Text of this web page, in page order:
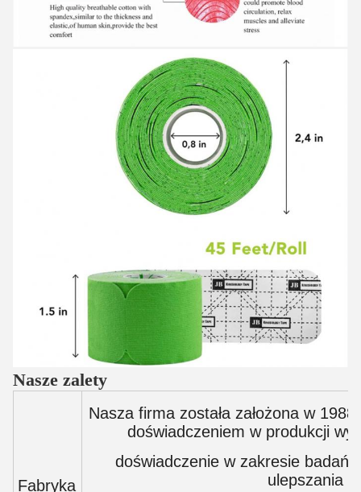
Nasze zalety
Fabryka
Nasza firma została założona w
doświadczeniem w produkcji
doświadczenie w zakresie badań
ulepszania i